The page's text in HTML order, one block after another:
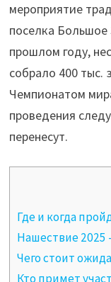
мероприятие
поселка Большое
прошлом году,
собрало 400 тыс.
Чемпионатом
проведения
перенесут.
Где и когда
Нашествие 2025
Чего стоит
Кто примет